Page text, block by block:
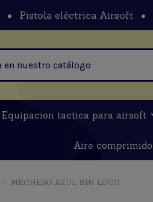
Pistola eléctrica Airsoft
Equipacion tactica para airsoft
Aire comprimido
MECHERO AZUL SIN LOGO